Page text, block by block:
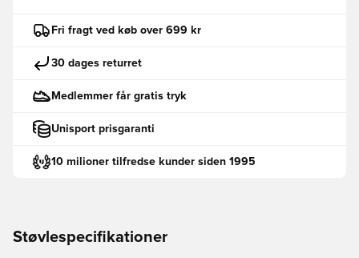
Fri fragt ved køb over 699 kr
30 dages returret
Medlemmer får gratis tryk
Unisport prisgaranti
10 milioner tilfredse kunder siden 1995
Støvlespecifikationer